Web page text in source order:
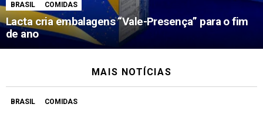
BRASIL COMIDAS
Lacta cria embalagens “Vale-Presença” para o fim
de ano
MAIS NOTÍCIAS
BRASIL COMIDAS